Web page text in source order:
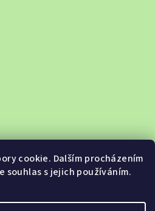
cookie. Dalším procházením
s jejich používáním.